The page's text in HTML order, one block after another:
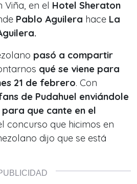
Viña, en el Hotel Sheraton
Pablo Aguilera hace La
pasó a compartir
qué se viene para
21 de febrero. Con
de Pudahuel enviándole
que cante en el
concurso que hicimos en
dijo que se está